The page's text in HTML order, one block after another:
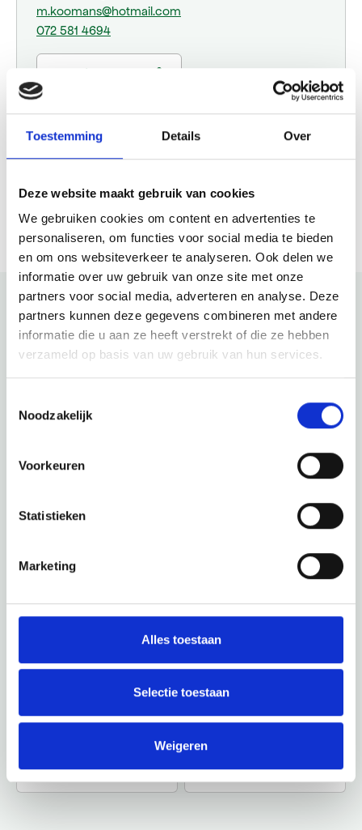
Toestemming Details Over
Deze website maakt gebruik van cookies
We gebruiken cookies om content en advertenties te
personaliseren, om functies voor social media te bieden
en om ons websiteverkeer te analyseren. Ook delen we
informatie over uw gebruik van onze site met onze
partners voor social media, adverteren en analyse. Deze
partners kunnen deze gegevens combineren met andere
informatie die u aan ze heeft verstrekt of die ze hebben
verzameld op basis van uw gebruik van hun services.
Noodzakelijk
Voorkeuren
Statistieken
Marketing
Alles toestaan
Selectie toestaan
Weigeren
m.koomans@hotmail.com
072 581 4694
Plan jouw route
Website
Bezoek website
Bekijk ook eens
Ontdek de rest van de regio! Bekijk de andere websites om
heeft.